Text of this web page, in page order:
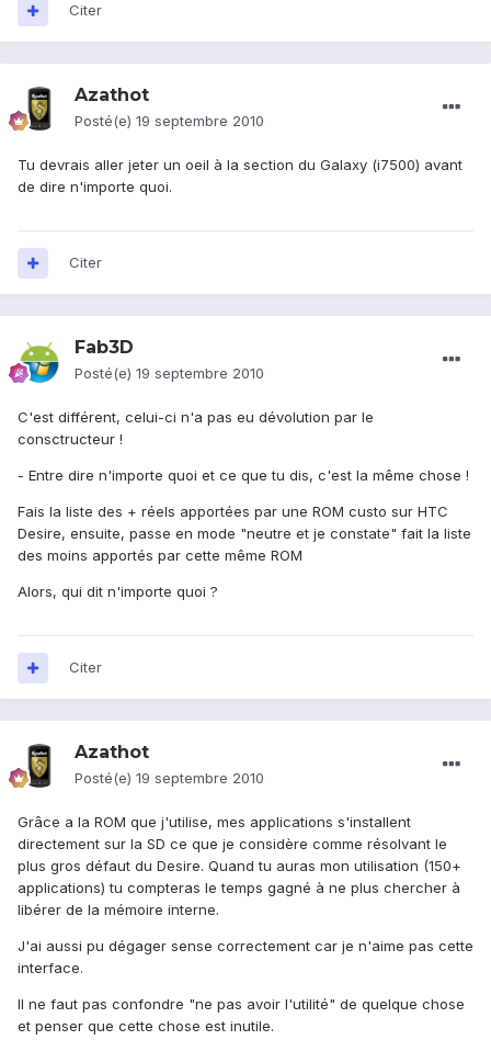
Citer
Azathot
Posté(e) 19 septembre 2010
Tu devrais aller jeter un oeil à la section du Galaxy (i7500) avant
de dire n'importe quoi.
Citer
Fab3D
Posté(e) 19 septembre 2010
C'est différent, celui-ci n'a pas eu dévolution par le
consctructeur !
- Entre dire n'importe quoi et ce que tu dis, c'est la même chose !
Fais la liste des + réels apportées par une ROM custo sur HTC
Desire, ensuite, passe en mode "neutre et je constate" fait la liste
des moins apportés par cette même ROM
Alors, qui dit n'importe quoi ?
Citer
Azathot
Posté(e) 19 septembre 2010
Grâce a la ROM que j'utilise, mes applications s'installent
directement sur la SD ce que je considère comme résolvant le
plus gros défaut du Desire. Quand tu auras mon utilisation (150+
applications) tu compteras le temps gagné à ne plus chercher à
libérer de la mémoire interne.
J'ai aussi pu dégager sense correctement car je n'aime pas cette
interface.
Il ne faut pas confondre "ne pas avoir l'utilité" de quelque chose
et penser que cette chose est inutile.